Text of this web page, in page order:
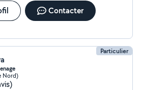
Contacter
Particulier
Nord)